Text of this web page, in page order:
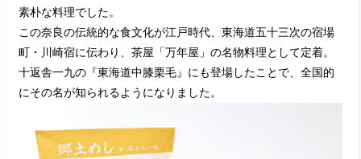
素朴な料理でした。
この奈良の伝統的な食文化が江戸時代、東海道五十三次の宿場
町・川崎宿に伝わり、茶屋「万年屋」の名物料理として定着。
十返舎一九の『東海道中膝栗毛』にも登場したことで、全国的
にその名が知られるようになりました。